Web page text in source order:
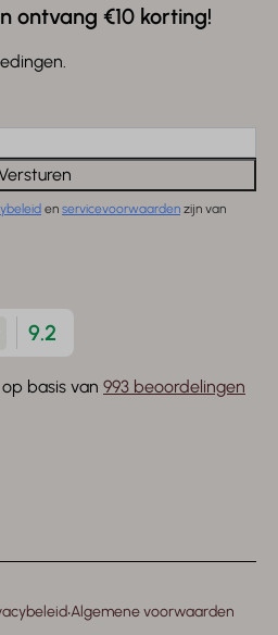
ontvang €10 korting!
en servicevoorwaarden zijn van
9.2
basis van 993 beoordelingen
·Algemene voorwaarden